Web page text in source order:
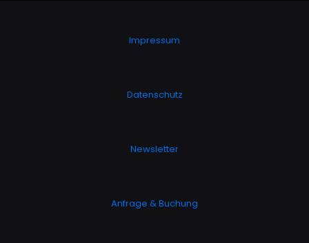
Impressum
Datenschutz
Newsletter
Anfrage & Buchung